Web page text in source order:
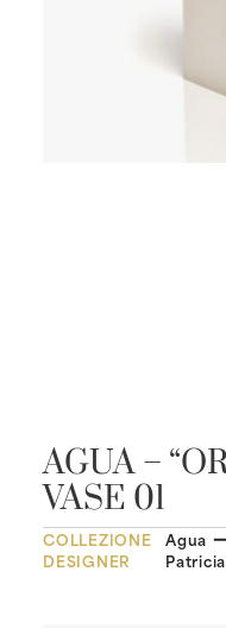
AGUA –
VASE 01
COLLEZIONE
Agua
DESIGNER